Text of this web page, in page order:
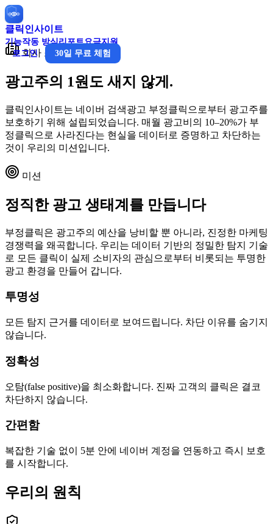
클릭인사이트
기능작동 방식리포트요금지원
로그인
30일 무료 체험
회사 소개
광고주의 1원도 새지 않게 .
클릭인사이트는 네이버 검색광고 부정클릭으로부터 광고주를
보호하기 위해 설립되었습니다. 매월 광고비의 10–20%가 부
정클릭으로 사라진다는 현실을 데이터로 증명하고 차단하는
것이 우리의 미션입니다.
미션
정직한 광고 생태계를 만듭니다
부정클릭은 광고주의 예산을 낭비할 뿐 아니라, 진정한 마케팅
경쟁력을 왜곡합니다. 우리는 데이터 기반의 정밀한 탐지 기술
로 모든 클릭이 실제 소비자의 관심으로부터 비롯되는 투명한
광고 환경을 만들어 갑니다.
투명성
모든 탐지 근거를 데이터로 보여드립니다. 차단 이유를 숨기지
않습니다.
정확성
오탐(false positive)을 최소화합니다. 진짜 고객의 클릭은 결코
차단하지 않습니다.
간편함
복잡한 기술 없이 5분 안에 네이버 계정을 연동하고 즉시 보호
를 시작합니다.
우리의 원칙